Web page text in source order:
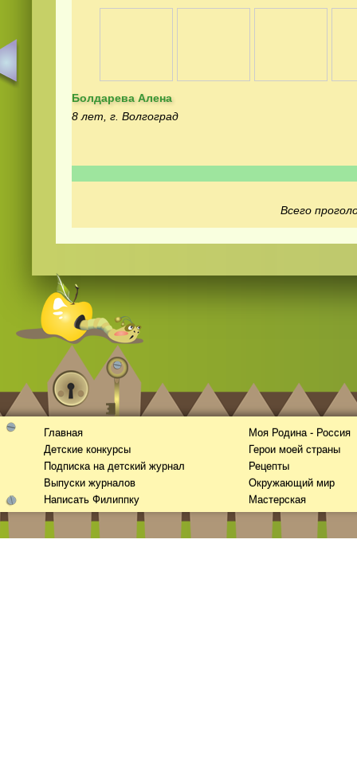
Болдарева Алена
8 лет, г. Волгоград
Всего
Главная
Детские конкурсы
Подписка на детский журнал
Выпуски журналов
Написать Филиппку
Моя Родина - Россия
Герои моей страны
Рецепты
Окружающий мир
Мастерская